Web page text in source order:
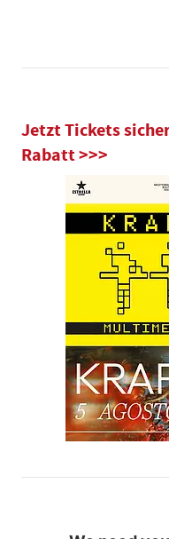
Jetzt Tickets
Rabatt >>>